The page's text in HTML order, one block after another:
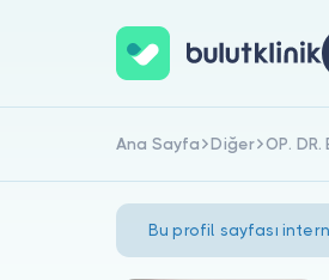
Ana Sayfa Diğer OP.
Bu profil sayfası